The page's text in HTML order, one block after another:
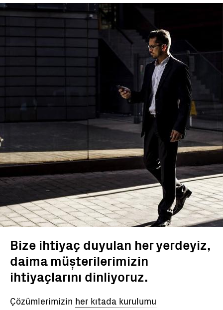
Bize ihtiyaç duyulan her yerdeyiz,
daima müşterilerimizin
ihtiyaçlarını dinliyoruz.
Çözümlerimizin her kıtada kurulumu